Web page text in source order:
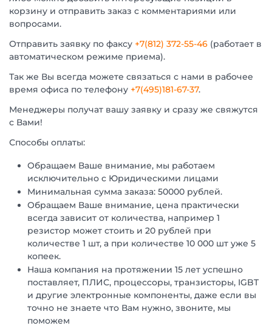
корзину и отправить заказ с комментариями или
вопросами.
Отправить заявку по факсу +7(812) 372-55-46 (работает в
автоматическом режиме приема).
Так же Вы всегда можете связаться с нами в рабочее
время офиса по телефону +7(495)181-67-37.
Менеджеры получат вашу заявку и сразу же свяжутся
с Вами!
Способы оплаты:
Обращаем Ваше внимание, мы работаем
исключительно с Юридическими лицами
Минимальная сумма заказа: 50000 рублей.
Обращаем Ваше внимание, цена практически
всегда зависит от количества, например 1
резистор может стоить и 20 рублей при
количестве 1 шт, а при количестве 10 000 шт уже 5
копеек.
Наша компания на протяжении 15 лет успешно
поставляет, ПЛИС, процессоры, транзисторы, IGBT
и другие электронные компоненты, даже если вы
точно не знаете что Вам нужно, звоните, мы
поможем